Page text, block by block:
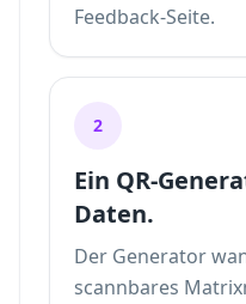
Feedback-Seite.
2
Ein QR-
Daten.
Der Generator
scannbares